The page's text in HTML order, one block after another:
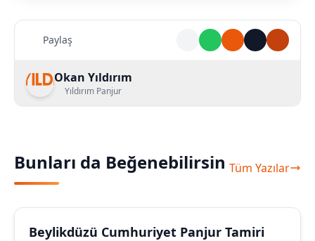
Paylaş
Okan Yıldırım
Yıldırım Panjur
Bunları da Beğenebilirsin Tüm Yazılar
Beylikdüzü Cumhuriyet Panjur Tamiri